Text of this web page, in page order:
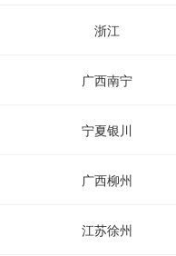
浙江
广西南宁
宁夏银川
广西柳州
江苏徐州